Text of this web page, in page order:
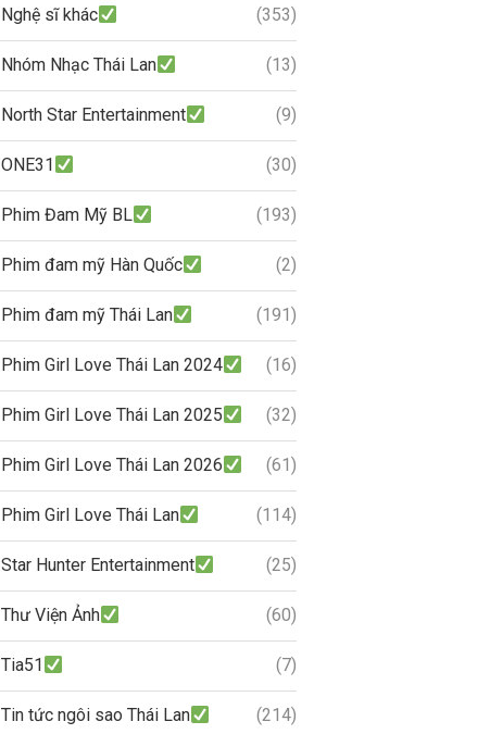
Nghệ sĩ khác (353)
Nhóm Nhạc Thái Lan (13)
North Star Entertainment (9)
ONE31 (30)
Phim Đam Mỹ BL (193)
Phim đam mỹ Hàn Quốc (2)
Phim đam mỹ Thái Lan (191)
Phim Girl Love Thái Lan 2024 (16)
Phim Girl Love Thái Lan 2025 (32)
Phim Girl Love Thái Lan 2026 (61)
Phim Girl Love Thái Lan (114)
Star Hunter Entertainment (25)
Thư Viện Ảnh (60)
Tia51 (7)
Tin tức ngôi sao Thái Lan (214)